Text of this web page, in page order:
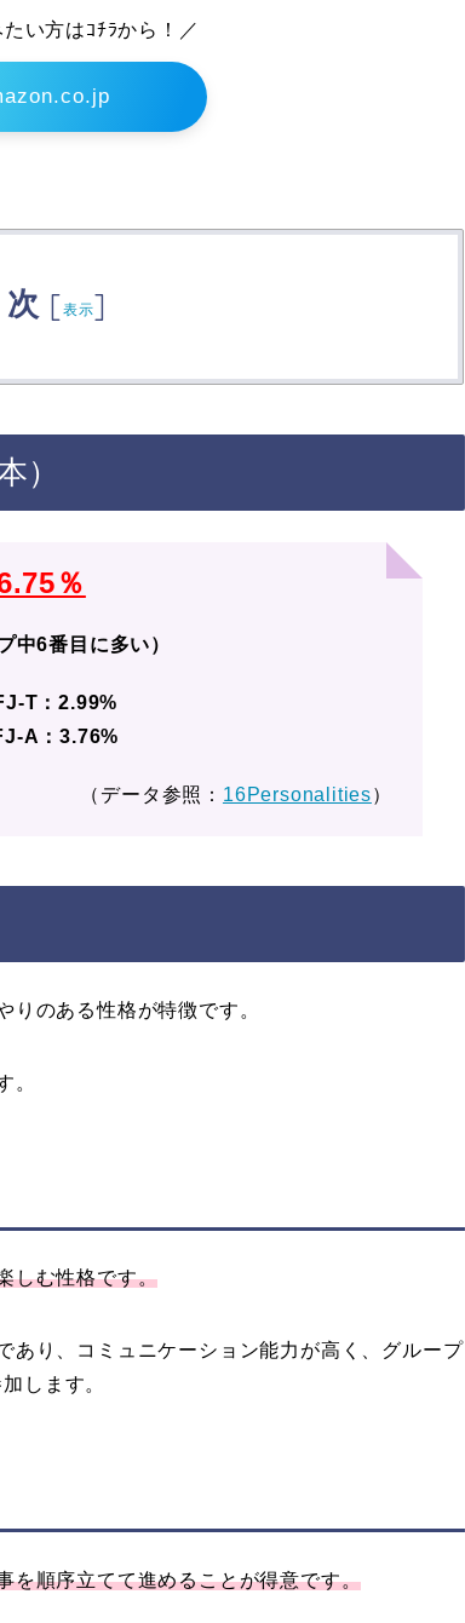
い方はｺﾁﾗから！／
[表示]
）
％
中6番目に多い）
T：2.99%
A：3.76%
（データ参照： 16Personalities）
のある性格が特徴です。
。
しむ性格です。
あり、コミュニケーション能力が高く、グループ
します。
を順序立てて進めることが得意です。